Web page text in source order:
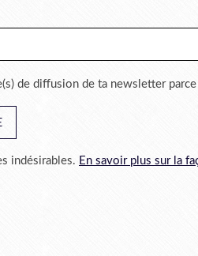
de diffusion de ta newsletter
indésirables. En savoir plus sur la